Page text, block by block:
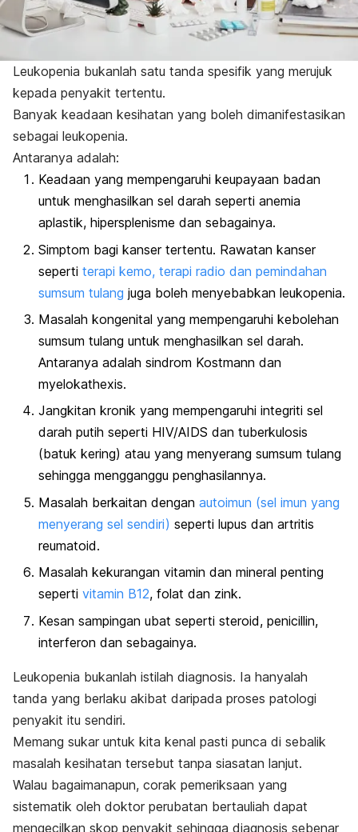
Leukopenia bukanlah satu tanda spesifik yang merujuk
kepada penyakit tertentu.
Banyak keadaan kesihatan yang boleh dimanifestasikan
sebagai leukopenia.
Antaranya adalah:
Keadaan yang mempengaruhi keupayaan badan
untuk menghasilkan sel darah seperti anemia
aplastik, hipersplenisme dan sebagainya.
Simptom bagi kanser tertentu. Rawatan kanser
seperti terapi kemo, terapi radio dan pemindahan
sumsum tulang juga boleh menyebabkan leukopenia.
Masalah kongenital yang mempengaruhi kebolehan
sumsum tulang untuk menghasilkan sel darah.
Antaranya adalah sindrom Kostmann dan
myelokathexis.
Jangkitan kronik yang mempengaruhi integriti sel
darah putih seperti HIV/AIDS dan tuberkulosis
(batuk kering) atau yang menyerang sumsum tulang
sehingga mengganggu penghasilannya.
Masalah berkaitan dengan autoimun (sel imun yang
menyerang sel sendiri) seperti lupus dan artritis
reumatoid.
Masalah kekurangan vitamin dan mineral penting
seperti vitamin B12, folat dan zink.
Kesan sampingan ubat seperti steroid, penicillin,
interferon dan sebagainya.
Leukopenia bukanlah istilah diagnosis. Ia hanyalah
tanda yang berlaku akibat daripada proses patologi
penyakit itu sendiri.
Memang sukar untuk kita kenal pasti punca di sebalik
masalah kesihatan tersebut tanpa siasatan lanjut.
Walau bagaimanapun, corak pemeriksaan yang
sistematik oleh doktor perubatan bertauliah dapat
mengecilkan skop penyakit sehingga diagnosis sebenar